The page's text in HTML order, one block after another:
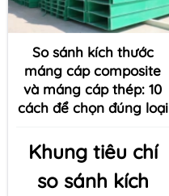
So sánh kích thước
máng cáp composite
và máng cáp thép: 10
cách để chọn đúng loại
Khung tiêu chí
so sánh kích